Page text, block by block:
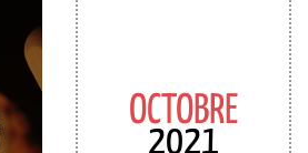
OCTOBRE
2021